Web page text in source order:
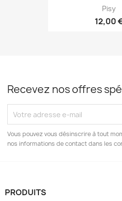
Pisy
12,00
Recevez nos offres
Vous pouvez vous désinscrire à tout
nos informations de contact dans les
PRODUITS